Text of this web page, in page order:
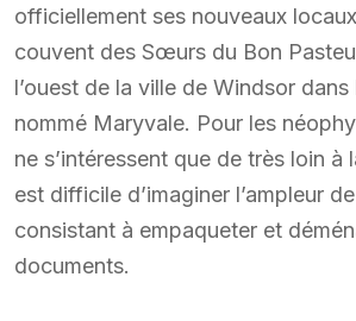
officiellement ses nouveaux
couvent des Sœurs du Bon
l’ouest de la ville de Windsor
nommé Maryvale. Pour les
ne s’intéressent que de très loin à
est difficile d’imaginer l’ampleur
consistant à empaqueter et
documents.